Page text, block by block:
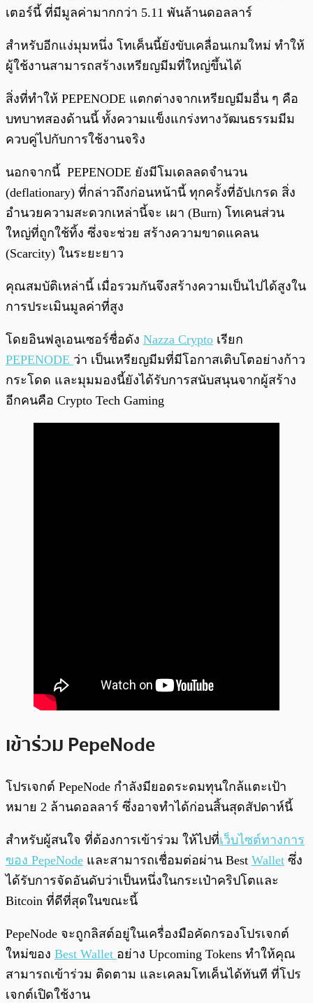
เตอร์นี้ ที่มีมูลค่ามากกว่า 5.11 พันล้านดอลลาร์
สำหรับอีกแง่มุมหนึ่ง โทเค็นนี้ยังขับเคลื่อนเกมใหม่ ทำให้
ผู้ใช้งานสามารถสร้างเหรียญมีมที่ใหญ่ขึ้นได้
สิ่งที่ทำให้ PEPENODE แตกต่างจากเหรียญมีมอื่น ๆ คือ
บทบาทสองด้านนี้ ทั้งความแข็งแกร่งทางวัฒนธรรมมีม
ควบคู่ไปกับการใช้งานจริง
นอกจากนี้ PEPENODE ยังมีโมเดลลดจำนวน
(deflationary) ที่กล่าวถึงก่อนหน้านี้ ทุกครั้งที่อัปเกรด สิ่ง
อำนวยความสะดวกเหล่านี้จะ เผา (Burn) โทเคนส่วน
ใหญ่ที่ถูกใช้ทิ้ง ซึ่งจะช่วย สร้างความขาดแคลน
(Scarcity) ในระยะยาว
คุณสมบัติเหล่านี้ เมื่อรวมกันจึงสร้างความเป็นไปได้สูงใน
การประเมินมูลค่าที่สูง
โดยอินฟลูเอนเซอร์ชื่อดัง Nazza Crypto เรียก
PEPENODE ว่า เป็นเหรียญมีมที่มีโอกาสเติบโตอย่างก้าว
กระโดด และมุมมองนี้ยังได้รับการสนับสนุนจากผู้สร้าง
อีกคนคือ Crypto Tech Gaming
เข้าร่วม PepeNode
โปรเจกต์ PepeNode กำลังมียอดระดมทุนใกล้แตะเป้า
หมาย 2 ล้านดอลลาร์ ซึ่งอาจทำได้ก่อนสิ้นสุดสัปดาห์นี้
สำหรับผู้สนใจ ที่ต้องการเข้าร่วม ให้ไปที่เว็บไซต์ทางการ
ของ PepeNode และสามารถเชื่อมต่อผ่าน Best Wallet ซึ่ง
ได้รับการจัดอันดับว่าเป็นหนึ่งในกระเป๋าคริปโตและ
Bitcoin ที่ดีที่สุดในขณะนี้
PepeNode จะถูกลิสต์อยู่ในเครื่องมือคัดกรองโปรเจกต์
ใหม่ของ Best Wallet อย่าง Upcoming Tokens ทำให้คุณ
สามารถเข้าร่วม ติดตาม และเคลมโทเค็นได้ทันที ที่โปร
เจกต์เปิดใช้งาน